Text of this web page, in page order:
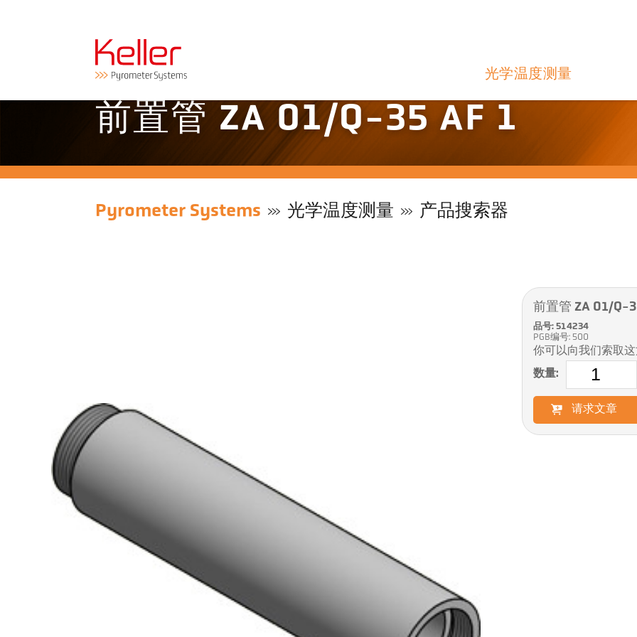
光学温度测量
前置管 ZA 01/Q-35 AF 1
Pyrometer Systems 光学温度测量 产品搜索器
前置管 ZA 01/Q-
品号: 514234
PGB编号: 500
你可以向我们索取
数量:
请求文章